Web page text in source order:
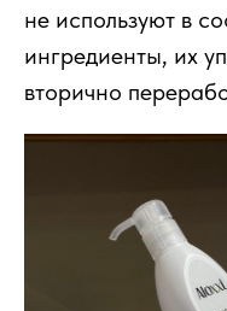
не используют в
ингредиенты, их
вторично